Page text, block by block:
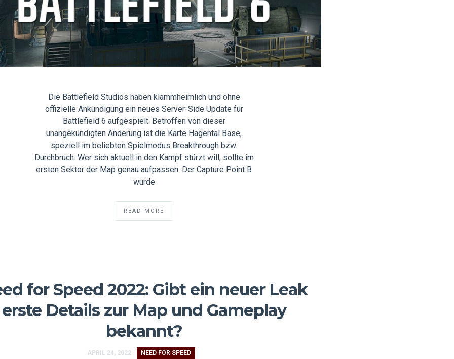
Die Battlefield Studios haben klammheimlich und ohne
offizielle Ankündigung ein neues Server-Side Update für
Battlefield 6 aufgespielt. Betroffen von dieser
unangekündigten Änderung ist die Karte Hagental Base,
speziell im beliebten Spielmodus Breakthrough bzw.
Durchbruch. Wer sich aktuell in den Kampf stürzt will, sollte im
ersten Sektor der Map genau aufpassen: Der Capture Point B
wurde
READ MORE
for Speed 2022: Gibt ein neuer Leak
erste Details zur Map und Gameplay
bekannt?
APRIL 24, 2022 NEED FOR SPEED